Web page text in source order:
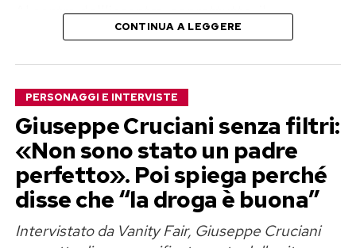
Al centro dell’incontro, soprattutto, il
progressivo impoverimento della discussione
pericolosa per il modo in cui le persone
costruiscono le proprie convinzioni. «Sono una
persona vocata al ragionamento e assisto a un
suo forte deterioramento nelle persone», ha
spiegato.
Veronica Gentili attacca il loop dei
CONTINUA A LEGGERE
PERSONAGGI E INTERVISTE
Giuseppe Cruciani senza filtri:
«Non sono stato un padre
perfetto». Poi spiega perché
disse che “la droga è buona”
Intervistato da Vanity Fair, Giuseppe Cruciani